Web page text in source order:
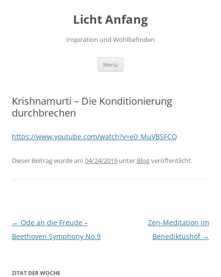
Licht Anfang
Inspiration und Wohlbefinden
Menü
Krishnamurti – Die Konditionierung
durchbrechen
https://www.youtube.com/watch?v=e0_MuVBSFCQ
Dieser Beitrag wurde am 04/24/2019 unter Blogveröffentlicht.
Beitragsnavigation
← Ode an die Freude –
Beethoven Symphony No.9
Zen-Meditation im
Benediktushof →
ZITAT DER WOCHE